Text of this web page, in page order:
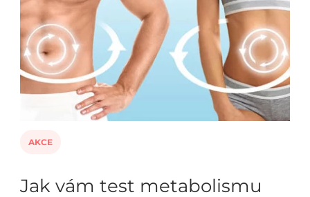
AKCE
Jak vám test metabolismu